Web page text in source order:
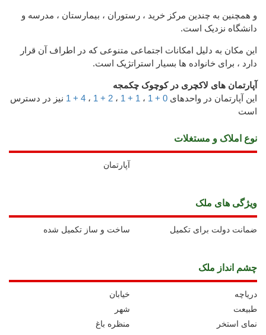
و همچنین به چندین مرکز خرید ، رستوران ، بیمارستان ، مدرسه و
دانشگاه نزدیک است.
این مکان به دلیل امکانات اجتماعی متنوعی که در اطراف آن قرار
دارد ، برای خانواده ها بسیار استراتژیک است.
آپارتمان های لاکچری در کوچوک چکمجه
این آپارتمان در واحدهای 0 + 1 ، 1 + 1 ، 2 + 1 ، 4 + 1
نیز در دسترس
است
نوع املاک و مستغلات
آپارتمان
ويژگی های ملک
ساخت و ساز تکمیل شده ضمانت دولت برای تکمیل
چشم انداز ملک
خیابان
دریاچه
شهر
طبیعت
منظره باغ
نمای استخر